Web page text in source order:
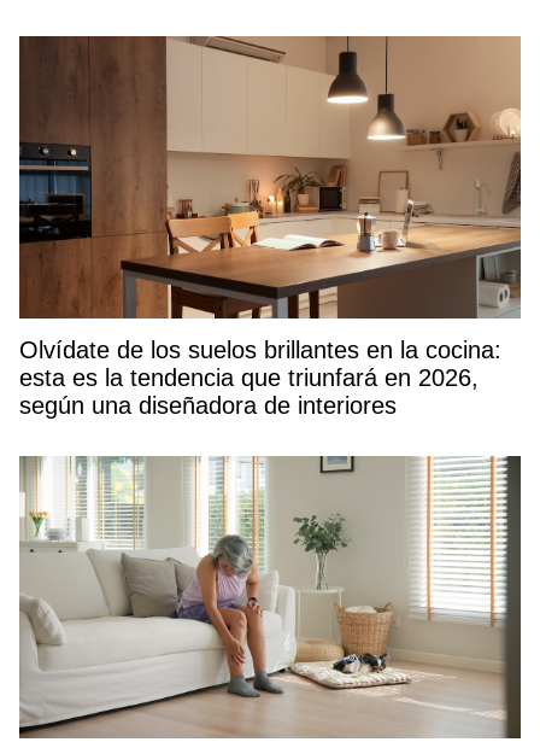
Olvídate de los suelos brillantes en la cocina:
esta es la tendencia que triunfará en 2026,
según una diseñadora de interiores